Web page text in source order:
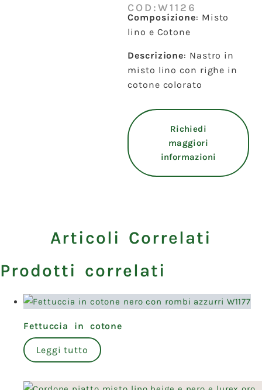
COD:W1126
Composizione: Misto
lino e Cotone
Descrizione: Nastro in
misto lino con righe in
cotone colorato
Richiedi
maggiori
informazioni
Articoli Correlati
Prodotti correlati
Fettuccia in cotone
Leggi tutto